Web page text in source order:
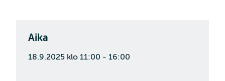
Aika
18.9.2025 klo 11:00 - 16:00